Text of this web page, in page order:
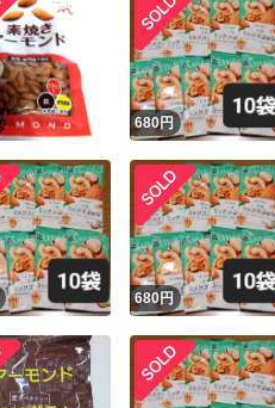
680円
680円